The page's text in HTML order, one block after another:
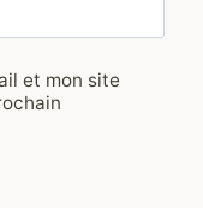
et mon site